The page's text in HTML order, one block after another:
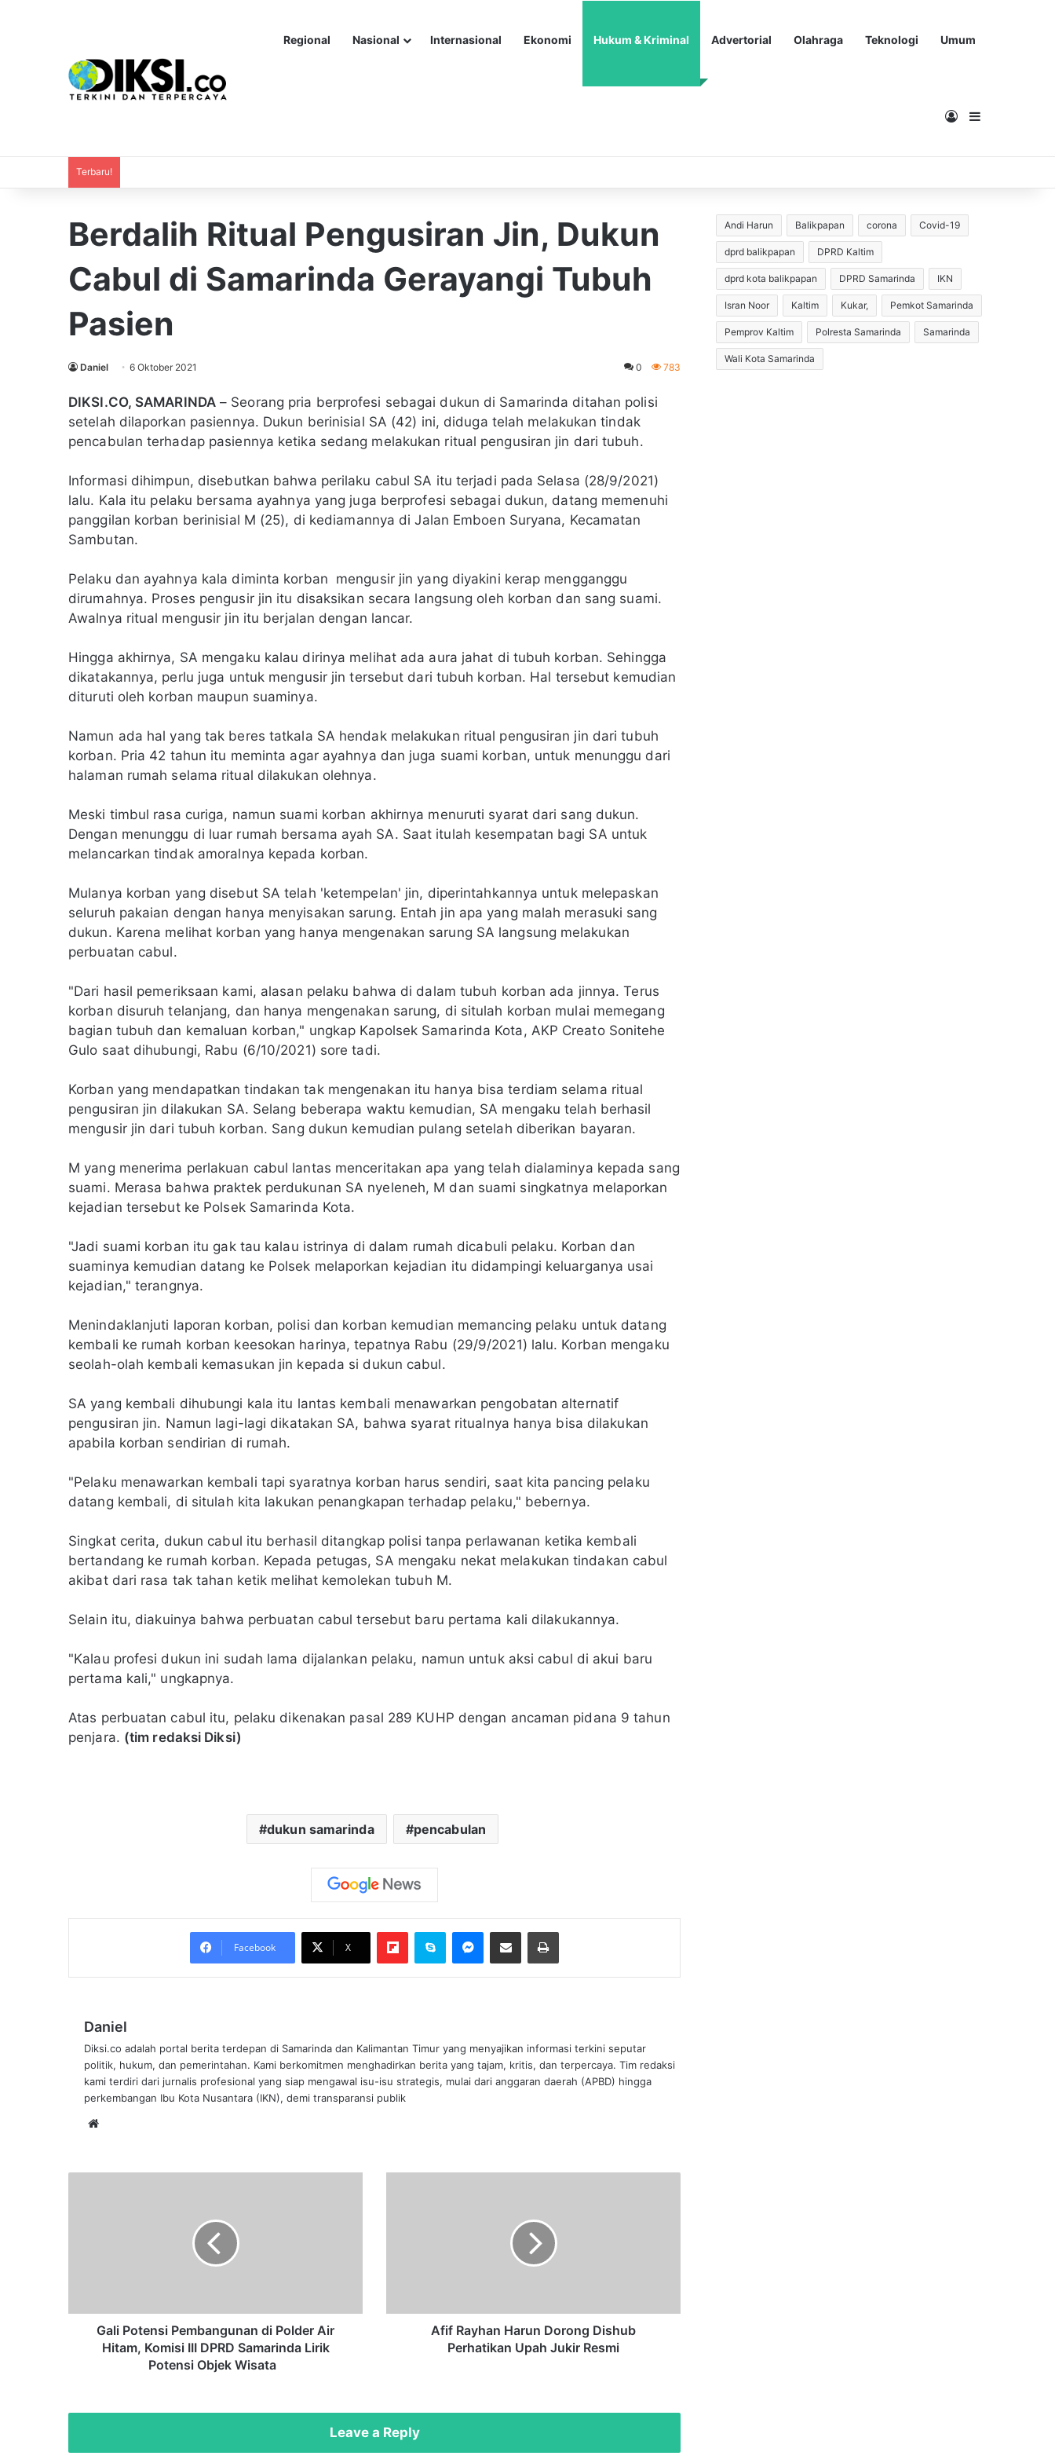
Regional Nasional Internasional Ekonomi Hukum & Kriminal Advertorial Olahraga Teknologi Umum
MasukSidebar
Terbaru!
Berdalih Ritual Pengusiran Jin, Dukun
Cabul di Samarinda Gerayangi Tubuh
Pasien
Daniel 6 Oktober 2021 0 783
DIKSI.CO, SAMARINDA– Seorang pria berprofesi sebagai dukun di Samarinda ditahan polisi
setelah dilaporkan pasiennya. Dukun berinisial SA (42) ini, diduga telah melakukan tindak
pencabulan terhadap pasiennya ketika sedang melakukan ritual pengusiran jin dari tubuh.
Informasi dihimpun, disebutkan bahwa perilaku cabul SA itu terjadi pada Selasa (28/9/2021)
lalu. Kala itu pelaku bersama ayahnya yang juga berprofesi sebagai dukun, datang memenuhi
panggilan korban berinisial M (25), di kediamannya di Jalan Emboen Suryana, Kecamatan
Sambutan.
Pelaku dan ayahnya kala diminta korban mengusir jin yang diyakini kerap mengganggu
dirumahnya. Proses pengusir jin itu disaksikan secara langsung oleh korban dan sang suami.
Awalnya ritual mengusir jin itu berjalan dengan lancar.
Hingga akhirnya, SA mengaku kalau dirinya melihat ada aura jahat di tubuh korban. Sehingga
dikatakannya, perlu juga untuk mengusir jin tersebut dari tubuh korban. Hal tersebut kemudian
dituruti oleh korban maupun suaminya.
Namun ada hal yang tak beres tatkala SA hendak melakukan ritual pengusiran jin dari tubuh
korban. Pria 42 tahun itu meminta agar ayahnya dan juga suami korban, untuk menunggu dari
halaman rumah selama ritual dilakukan olehnya.
Meski timbul rasa curiga, namun suami korban akhirnya menuruti syarat dari sang dukun.
Dengan menunggu di luar rumah bersama ayah SA. Saat itulah kesempatan bagi SA untuk
melancarkan tindak amoralnya kepada korban.
Mulanya korban yang disebut SA telah 'ketempelan' jin, diperintahkannya untuk melepaskan
seluruh pakaian dengan hanya menyisakan sarung. Entah jin apa yang malah merasuki sang
dukun. Karena melihat korban yang hanya mengenakan sarung SA langsung melakukan
perbuatan cabul.
"Dari hasil pemeriksaan kami, alasan pelaku bahwa di dalam tubuh korban ada jinnya. Terus
korban disuruh telanjang, dan hanya mengenakan sarung, di situlah korban mulai memegang
bagian tubuh dan kemaluan korban," ungkap Kapolsek Samarinda Kota, AKP Creato Sonitehe
Gulo saat dihubungi, Rabu (6/10/2021) sore tadi.
Korban yang mendapatkan tindakan tak mengenakan itu hanya bisa terdiam selama ritual
pengusiran jin dilakukan SA. Selang beberapa waktu kemudian, SA mengaku telah berhasil
mengusir jin dari tubuh korban. Sang dukun kemudian pulang setelah diberikan bayaran.
M yang menerima perlakuan cabul lantas menceritakan apa yang telah dialaminya kepada sang
suami. Merasa bahwa praktek perdukunan SA nyeleneh, M dan suami singkatnya melaporkan
kejadian tersebut ke Polsek Samarinda Kota.
"Jadi suami korban itu gak tau kalau istrinya di dalam rumah dicabuli pelaku. Korban dan
suaminya kemudian datang ke Polsek melaporkan kejadian itu didampingi keluarganya usai
kejadian," terangnya.
Menindaklanjuti laporan korban, polisi dan korban kemudian memancing pelaku untuk datang
kembali ke rumah korban keesokan harinya, tepatnya Rabu (29/9/2021) lalu. Korban mengaku
seolah-olah kembali kemasukan jin kepada si dukun cabul.
SA yang kembali dihubungi kala itu lantas kembali menawarkan pengobatan alternatif
pengusiran jin. Namun lagi-lagi dikatakan SA, bahwa syarat ritualnya hanya bisa dilakukan
apabila korban sendirian di rumah.
"Pelaku menawarkan kembali tapi syaratnya korban harus sendiri, saat kita pancing pelaku
datang kembali, di situlah kita lakukan penangkapan terhadap pelaku," bebernya.
Singkat cerita, dukun cabul itu berhasil ditangkap polisi tanpa perlawanan ketika kembali
bertandang ke rumah korban. Kepada petugas, SA mengaku nekat melakukan tindakan cabul
akibat dari rasa tak tahan ketik melihat kemolekan tubuh M.
Selain itu, diakuinya bahwa perbuatan cabul tersebut baru pertama kali dilakukannya.
"Kalau profesi dukun ini sudah lama dijalankan pelaku, namun untuk aksi cabul di akui baru
pertama kali," ungkapnya.
Atas perbuatan cabul itu, pelaku dikenakan pasal 289 KUHP dengan ancaman pidana 9 tahun
penjara. (tim redaksi Diksi)
dukun samarinda pencabulan
Facebook X
FlipboardSkype Messenger
Bagikan melalui Email Cetak
Daniel
Diksi.co adalah portal berita terdepan di Samarinda dan Kalimantan Timur yang menyajikan informasi terkini seputar
politik, hukum, dan pemerintahan. Kami berkomitmen menghadirkan berita yang tajam, kritis, dan terpercaya. Tim redaksi
kami terdiri dari jurnalis profesional yang siap mengawal isu-isu strategis, mulai dari anggaran daerah (APBD) hingga
perkembangan Ibu Kota Nusantara (IKN), demi transparansi publik
III
Samarinda
Wisata
Gali Potensi Pembangunan di Polder Air
Hitam, Komisi III DPRD Samarinda Lirik
Potensi Objek Wisata
Resmi
Afif Rayhan Harun Dorong Dishub
Perhatikan Upah Jukir Resmi
Leave a Reply
Andi Harun Balikpapan corona Covid-19
dprd balikpapan DPRD Kaltim
dprd kota balikpapan DPRD Samarinda IKN
Isran Noor Kaltim Kukar, Pemkot Samarinda
Pemprov Kaltim Polresta Samarinda Samarinda
Wali Kota Samarinda